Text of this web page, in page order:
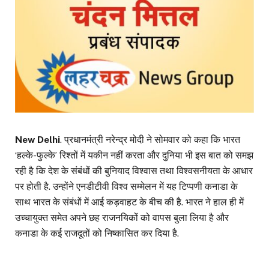
New Delhi. प्रधानमंत्री नरेन्द्र मोदी ने सोमवार को कहा कि भारत
‘हल्के-फुल्के’ रिश्तों में यकीन नहीं करता और दुनिया भी इस बात को समझ
रही है कि देश के संबंधों की बुनियाद विश्वास तथा विश्वसनीयता के आधार
पर होती है. उन्होंने एनडीटीवी विश्व सम्मेलन में यह टिप्पणी कनाडा के
साथ भारत के संबंधों में आई कड़वाहट के बीच की है. भारत ने हाल ही में
उच्चायुक्त समेत अपने छह राजनयिकों को वापस बुला लिया है और
कनाडा के कई राजदूतों को निष्कासित कर दिया है.